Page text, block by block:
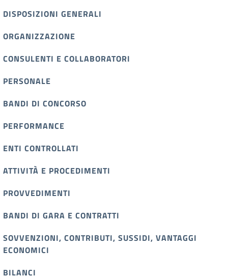
DISPOSIZIONI GENERALI
ORGANIZZAZIONE
CONSULENTI E COLLABORATORI
PERSONALE
BANDI DI CONCORSO
PERFORMANCE
ENTI CONTROLLATI
ATTIVITÀ E PROCEDIMENTI
PROVVEDIMENTI
BANDI DI GARA E CONTRATTI
SOVVENZIONI, CONTRIBUTI, SUSSIDI, VANTAGGI
ECONOMICI
BILANCI